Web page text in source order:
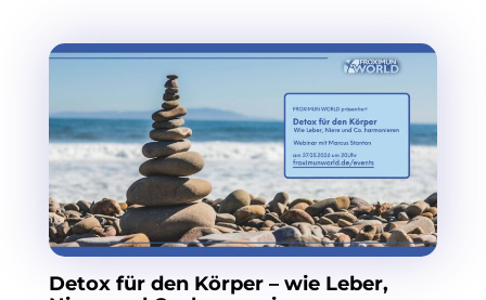
Detox für den Körper – wie Leber,